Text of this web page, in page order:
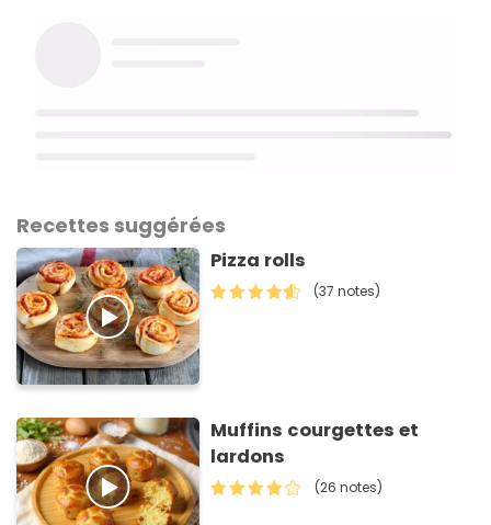
Recettes suggérées
Pizza rolls
(37 notes)
Muffins courgettes et
lardons
(26 notes)